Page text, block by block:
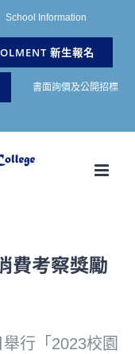
School Information
新生報名
書面詢價及公開招標
費考察獎勵
行「2023校園